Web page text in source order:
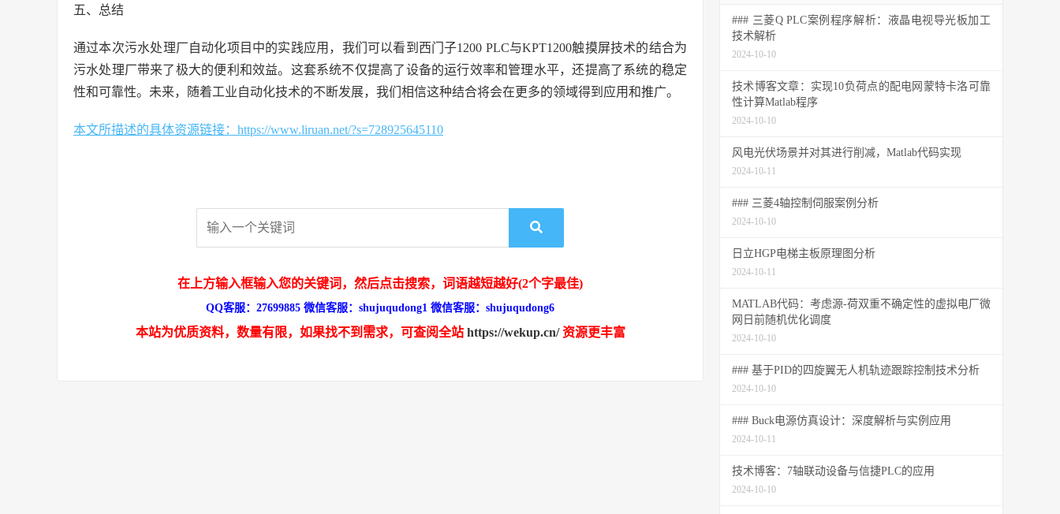
五、总结
通过本次污水处理厂自动化项目中的实践应用，我们可以看到西门子1200 PLC与KPT1200触摸屏技术的结合为
污水处理厂带来了极大的便利和效益。这套系统不仅提高了设备的运行效率和管理水平，还提高了系统的稳定
性和可靠性。未来，随着工业自动化技术的不断发展，我们相信这种结合将会在更多的领域得到应用和推广。
本文所描述的具体资源链接：https://www.liruan.net/?s=728925645110
在上方输入框输入您的关键词，然后点击搜索，词语越短越好(2个字最佳)
QQ客服：27699885 微信客服：shujuqudong1 微信客服：shujuqudong6
本站为优质资料，数量有限，如果找不到需求，可查阅全站 https://wekup.cn/资源更丰富
### 三菱Q PLC案例程序解析：液晶电视导光板加工
技术解析
2024-10-10
技术博客文章：实现10负荷点的配电网蒙特卡洛可靠
性计算Matlab程序
2024-10-10
风电光伏场景并对其进行削减，Matlab代码实现
2024-10-11
### 三菱4轴控制伺服案例分析
2024-10-10
日立HGP电梯主板原理图分析
2024-10-11
MATLAB代码：考虑源-荷双重不确定性的虚拟电厂微
网日前随机优化调度
2024-10-10
### 基于PID的四旋翼无人机轨迹跟踪控制技术分析
2024-10-10
### Buck电源仿真设计：深度解析与实例应用
2024-10-11
技术博客：7轴联动设备与信捷PLC的应用
2024-10-10